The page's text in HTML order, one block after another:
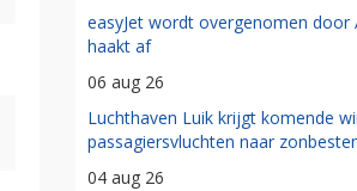
easyJet wordt overgenomen door
haakt af
06 aug 26
Luchthaven Luik krijgt komende
passagiersvluchten naar
04 aug 26